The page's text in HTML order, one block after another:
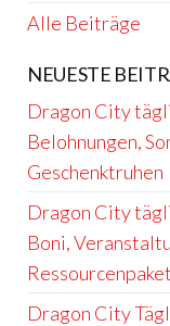
Alle Beiträge
NEUESTE
Dragon City
Belohnungen,
Geschenktruhen
Dragon City
Boni,
Dragon City